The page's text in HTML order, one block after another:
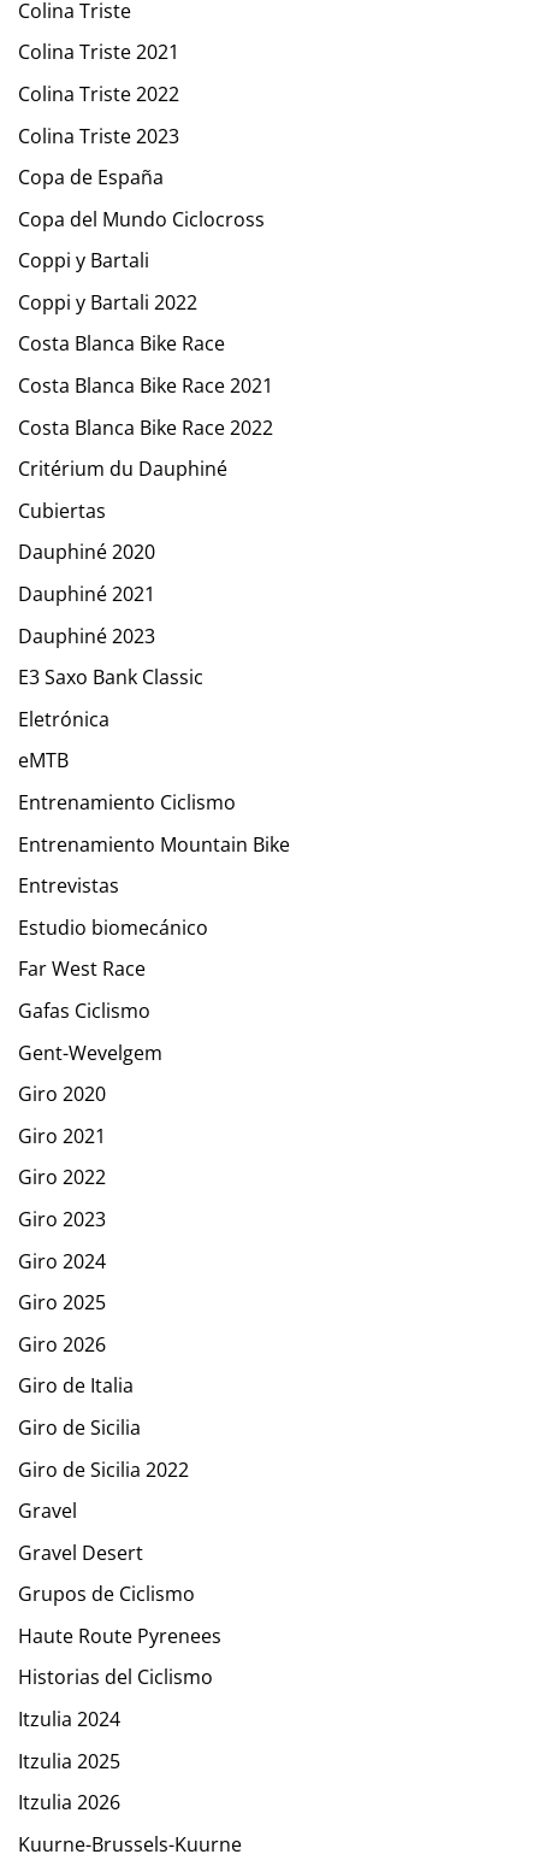
Colina Triste
Colina Triste 2021
Colina Triste 2022
Colina Triste 2023
Copa de España
Copa del Mundo Ciclocross
Coppi y Bartali
Coppi y Bartali 2022
Costa Blanca Bike Race
Costa Blanca Bike Race 2021
Costa Blanca Bike Race 2022
Critérium du Dauphiné
Cubiertas
Dauphiné 2020
Dauphiné 2021
Dauphiné 2023
E3 Saxo Bank Classic
Eletrónica
eMTB
Entrenamiento Ciclismo
Entrenamiento Mountain Bike
Entrevistas
Estudio biomecánico
Far West Race
Gafas Ciclismo
Gent-Wevelgem
Giro 2020
Giro 2021
Giro 2022
Giro 2023
Giro 2024
Giro 2025
Giro 2026
Giro de Italia
Giro de Sicilia
Giro de Sicilia 2022
Gravel
Gravel Desert
Grupos de Ciclismo
Haute Route Pyrenees
Historias del Ciclismo
Itzulia 2024
Itzulia 2025
Itzulia 2026
Kuurne-Brussels-Kuurne